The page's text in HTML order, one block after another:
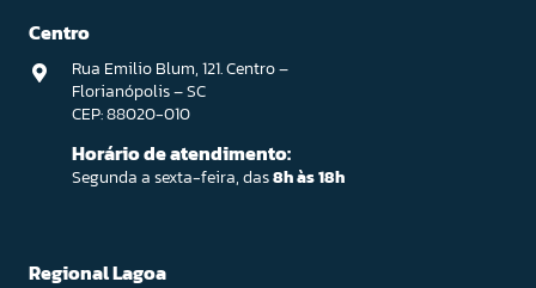
Centro
Rua Emilio Blum, 121. Centro –
Florianópolis – SC
CEP: 88020-010
Horário de atendimento:
Segunda a sexta-feira, das8h às 18h
Regional Lagoa